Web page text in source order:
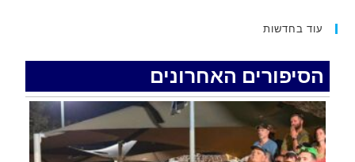
.
רכב התנגש במעקה בטיחות בכביש 90 בסמוך לעין
חצבה. פצועים
עוד בחדשות
הסיפורים האחרונים